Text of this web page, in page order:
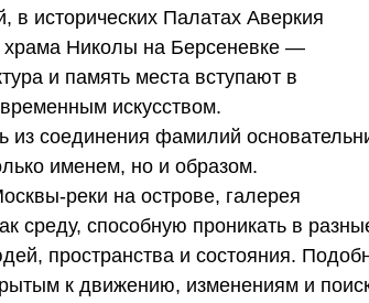
в исторических Палатах Аверкия
храма Николы на Берсеневке —
и память места вступают в
искусством.
из соединения фамилий
именем, но и образом.
реки на острове, галерея
среду, способную проникать в
пространства и состояния.
к движению, изменениям и